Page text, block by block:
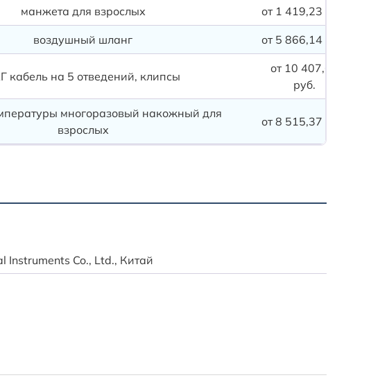
манжета для взрослых от 1 419,23 руб.
воздушный шланг от 5 866,14 руб.
кабель на 5 отведений, клипсы
от 10 407,67
руб.
многоразовый накожный для
взрослых
от 8 515,37 руб.
Instruments Co., Ltd., Китай